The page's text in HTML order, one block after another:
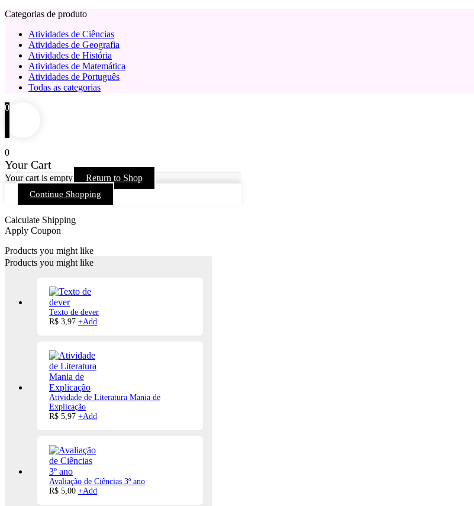
Categorias de produto
Atividades de Ciências
Atividades de Geografia
Atividades de História
Atividades de Matemática
Atividades de Português
Todas as categorias
0
0
Your Cart
Your cart is empty Return to Shop
Continue Shopping
Calculate Shipping
Apply Coupon
Products you might like
Products you might like
Texto de dever
R$ 3,97 +Add
Atividade de Literatura Mania de
Explicação
R$ 5,97 +Add
Avaliação de Ciências 3º ano
R$ 5,00 +Add